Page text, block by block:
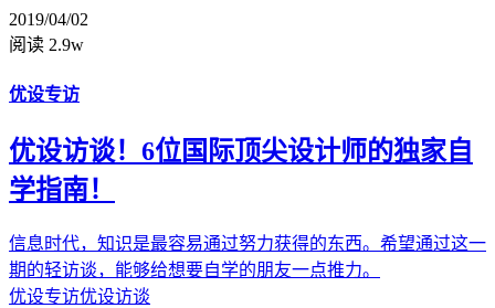
2019/04/02
阅读 2.9w
优设专访
优设访谈！6位国际顶尖设计师的独家自
学指南！
信息时代，知识是最容易通过努力获得的东西。希望通过这一
期的轻访谈，能够给想要自学的朋友一点推力。
优设专访优设访谈